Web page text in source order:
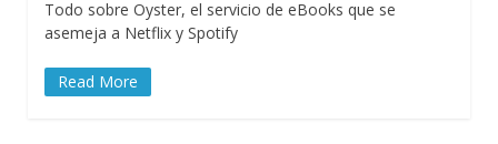
Todo sobre Oyster, el servicio de eBooks que se
asemeja a Netflix y Spotify
Read More